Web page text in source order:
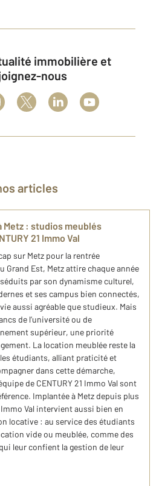
nous
articles
: studios meublés
21 Immo Val
sur Metz pour la rentrée
Grand Est, Metz attire chaque année
par son dynamisme culturel,
et ses campus bien connectés,
aussi agréable que studieux. Mais
de l’université ou de
supérieur, une priorité
La location meublée reste la
étudiants, alliant praticité et
dans cette démarche,
de CENTURY 21 Immo Val sont
Implantée à Metz depuis plus
Immo Val intervient aussi bien en
locative : au service des étudiants
vide ou meublée, comme des
leur confient la gestion de leur